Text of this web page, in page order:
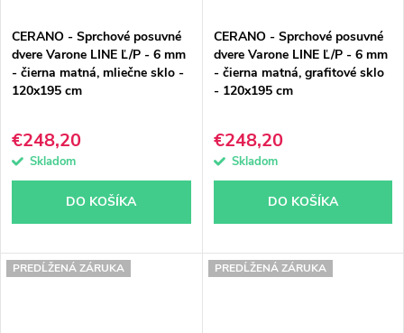
CERANO - Sprchové posuvné
dvere Varone LINE Ľ/P - 6 mm
- čierna matná, mliečne sklo -
120x195 cm
€248,20
Skladom
DO KOŠÍKA
CERANO - Sprchové posuvné
dvere Varone LINE Ľ/P - 6 mm
- čierna matná, grafitové sklo
- 120x195 cm
€248,20
Skladom
DO KOŠÍKA
PREDĹŽENÁ ZÁRUKA PREDĹŽENÁ ZÁRUKA